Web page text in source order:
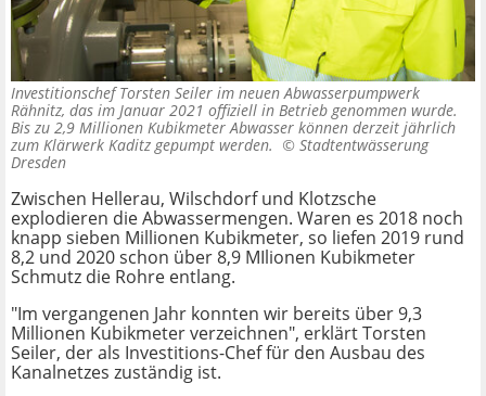
Investitionschef Torsten Seiler im neuen Abwasserpumpwerk
Rähnitz, das im Januar 2021 offiziell in Betrieb genommen wurde.
Bis zu 2,9 Millionen Kubikmeter Abwasser können derzeit jährlich
zum Klärwerk Kaditz gepumpt werden. © Stadtentwässerung
Dresden
Zwischen Hellerau, Wilschdorf und Klotzsche
explodieren die Abwassermengen. Waren es 2018 noch
knapp sieben Millionen Kubikmeter, so liefen 2019 rund
8,2 und 2020 schon über 8,9 MIlionen Kubikmeter
Schmutz die Rohre entlang.
"Im vergangenen Jahr konnten wir bereits über 9,3
Millionen Kubikmeter verzeichnen", erklärt Torsten
Seiler, der als Investitions-Chef für den Ausbau des
Kanalnetzes zuständig ist.